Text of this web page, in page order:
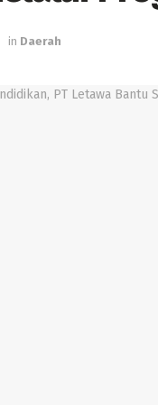
in Daerah